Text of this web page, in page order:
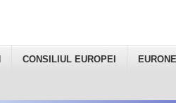
CONSILIUL EUROPEI